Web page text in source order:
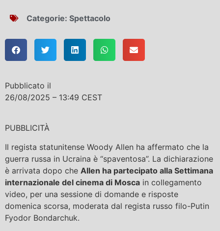
Categorie: Spettacolo
Pubblicato il
26/08/2025 – 13:49 CEST
PUBBLICITÀ
Il regista statunitense Woody Allen ha affermato che la
guerra russa in Ucraina è “spaventosa”. La dichiarazione
è arrivata dopo che Allen ha partecipato alla Settimana
internazionale del cinema di Mosca in collegamento
video, per una sessione di domande e risposte
domenica scorsa, moderata dal regista russo filo-Putin
Fyodor Bondarchuk.